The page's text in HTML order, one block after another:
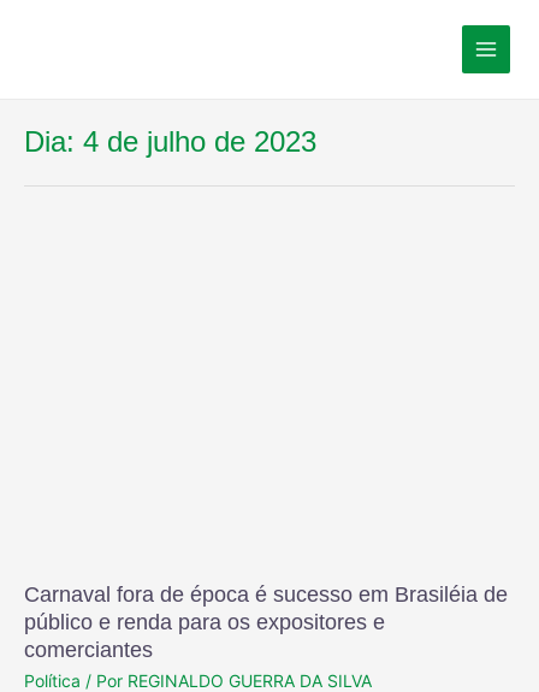
Dia: 4 de julho de 2023
Carnaval fora de época é sucesso em Brasiléia de
público e renda para os expositores e
comerciantes
Política / Por REGINALDO GUERRA DA SILVA